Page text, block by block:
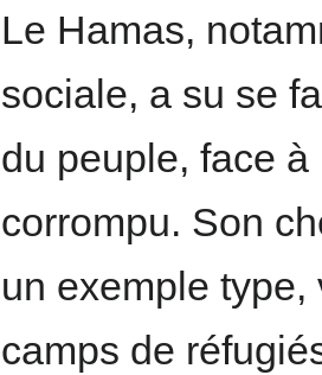
Le Hamas,
sociale, a su se
du peuple, face
corrompu. Son
un exemple
camps de